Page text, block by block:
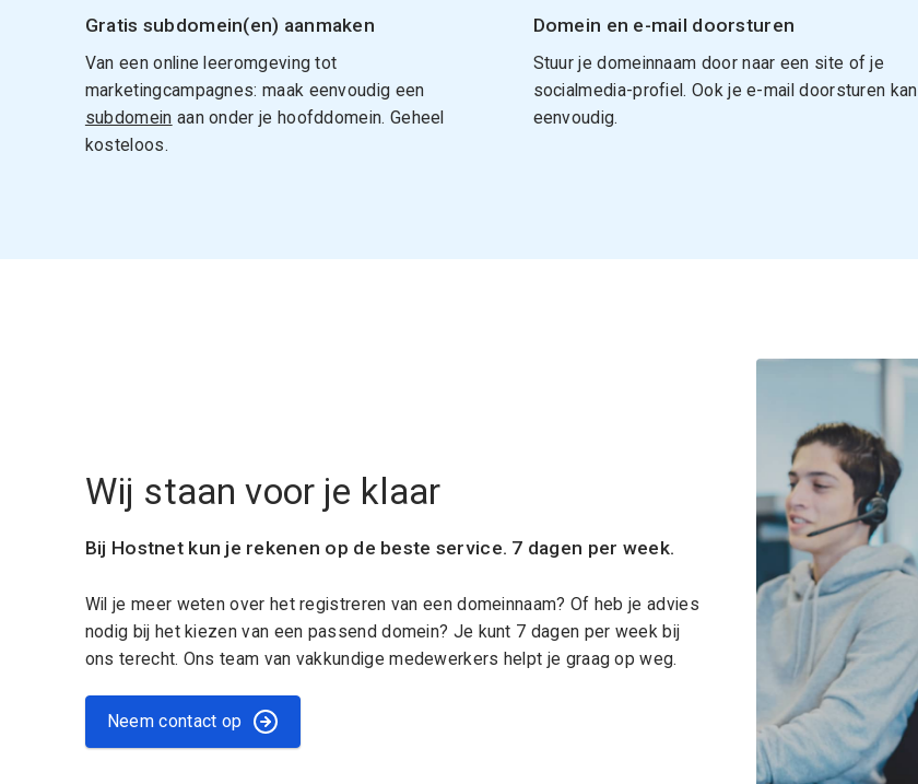
Gratis subdomein(en) aanmaken
Van een online leeromgeving tot
marketingcampagnes: maak eenvoudig een
subdomein aan onder je hoofddomein. Geheel
kosteloos.
Domein en e-mail doorsturen
Stuur je domeinnaam door naar een site of je
socialmedia-profiel. Ook je e-mail doorsturen kan
eenvoudig.
Wij staan voor je klaar
Bij Hostnet kun je rekenen op de beste service. 7 dagen per week.
Wil je meer weten over het registreren van een domeinnaam? Of heb je advies
nodig bij het kiezen van een passend domein? Je kunt 7 dagen per week bij
ons terecht. Ons team van vakkundige medewerkers helpt je graag op weg.
Neem contact op